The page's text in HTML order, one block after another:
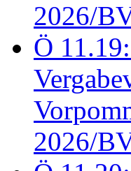
2026/
Ö
2026/